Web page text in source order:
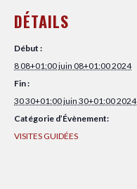
DÉTAILS
Début :
8 08+01:00 juin 08+01:00 2024
Fin :
30 30+01:00 juin 30+01:00 2024
Catégorie d’Évènement:
VISITES GUIDÉES